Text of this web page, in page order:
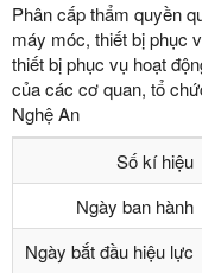
Phân cấp thẩm quyền
máy móc, thiết bị phục
thiết bị phục vụ hoạt
của các cơ quan, tổ
Nghệ An
Số kí hiệu
Ngày ban hành
Ngày bắt đầu hiệu lực